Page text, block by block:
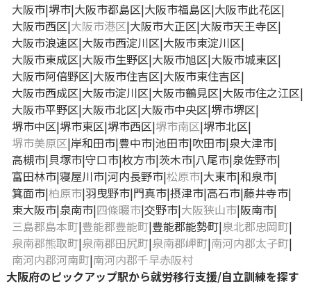
大阪市 堺市 大阪市都島区 大阪市福島区 大阪市此花区
大阪市西区 大阪市港区 大阪市大正区 大阪市天王寺区
大阪市浪速区 大阪市西淀川区 大阪市東淀川区
大阪市東成区 大阪市生野区 大阪市旭区 大阪市城東区
大阪市阿倍野区 大阪市住吉区 大阪市東住吉区
大阪市西成区 大阪市淀川区 大阪市鶴見区 大阪市住之江区
大阪市平野区 大阪市北区 大阪市中央区 堺市堺区
堺市中区 堺市東区 堺市西区 堺市南区 堺市北区
堺市美原区 岸和田市 豊中市 池田市 吹田市 泉大津市
高槻市 貝塚市 守口市 枚方市 茨木市 八尾市 泉佐野市
富田林市 寝屋川市 河内長野市 松原市 大東市 和泉市
箕面市 柏原市 羽曳野市 門真市 摂津市 高石市 藤井寺市
東大阪市 泉南市 四條畷市 交野市 大阪狭山市 阪南市
三島郡島本町 豊能郡豊能町 豊能郡能勢町 泉北郡忠岡町
泉南郡熊取町 泉南郡田尻町 泉南郡岬町 南河内郡太子町
南河内郡河南町 南河内郡千早赤阪村
大阪府のピックアップ駅から就労移行支援/自立訓練を探す